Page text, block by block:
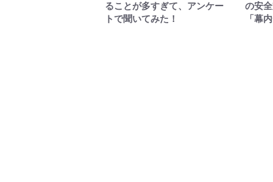
ることが多すぎて、アンケー
トで聞いてみた！
の安
「幕